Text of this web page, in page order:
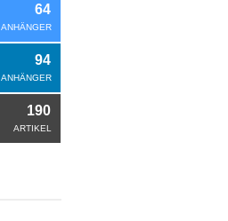
64
ANHÄNGER
94
ANHÄNGER
190
ARTIKEL